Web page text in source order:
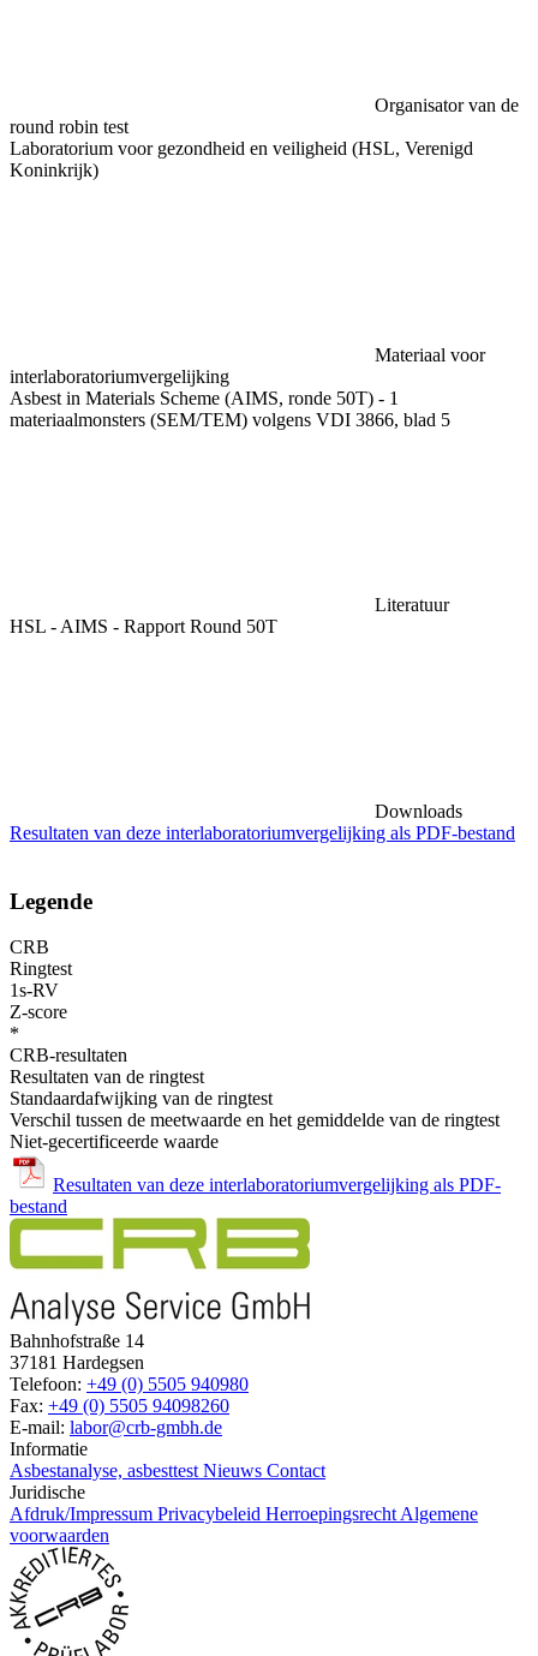
Organisator van de
round robin test
Laboratorium voor gezondheid en veiligheid (HSL, Verenigd
Koninkrijk)
Materiaal voor
interlaboratoriumvergelijking
Asbest in Materials Scheme (AIMS, ronde 50T) - 1
materiaalmonsters (SEM/TEM) volgens VDI 3866, blad 5
Literatuur
HSL - AIMS - Rapport Round 50T
Downloads
Resultaten van deze interlaboratoriumvergelijking als PDF-bestand
Legende
CRB
Ringtest
1s-RV
Z-score
*
CRB-resultaten
Resultaten van de ringtest
Standaardafwijking van de ringtest
Verschil tussen de meetwaarde en het gemiddelde van de ringtest
Niet-gecertificeerde waarde
Resultaten van deze interlaboratoriumvergelijking als PDF-
bestand
Bahnhofstraße 14
37181 Hardegsen
Telefoon: +49 (0) 5505 940980
Fax: +49 (0) 5505 94098260
E-mail: labor@crb-gmbh.de
Informatie
Asbestanalyse, asbesttest Nieuws Contact
Juridische
Afdruk/Impressum Privacybeleid Herroepingsrecht Algemene
voorwaarden